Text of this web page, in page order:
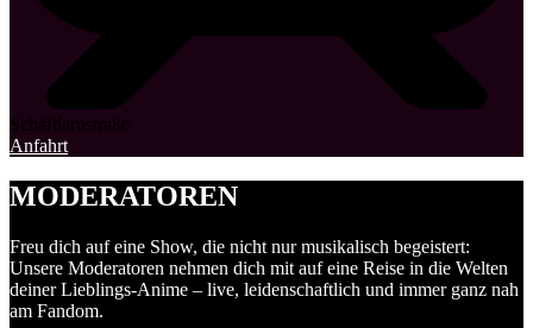
Schäftlarnstraße
Anfahrt
MODERATOREN
Freu dich auf eine Show, die nicht nur musikalisch begeistert:
Unsere Moderatoren nehmen dich mit auf eine Reise in die Welten
deiner Lieblings-Anime – live, leidenschaftlich und immer ganz nah
am Fandom.